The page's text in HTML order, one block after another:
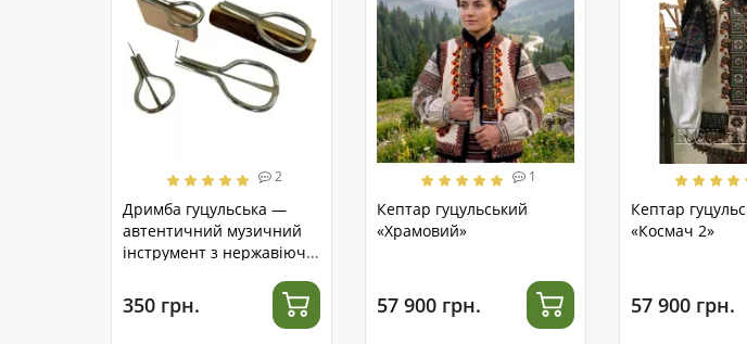
2
Дримба гуцульська —
автентичний музичний
інструмент з нержавіючої
350 грн.
1
Кептар гуцульський
«Храмовий»
57 900 грн.
Кептар
«Космач 2»
57 900 грн.